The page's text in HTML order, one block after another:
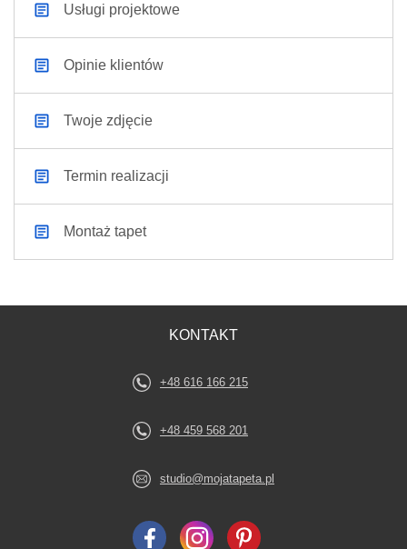
Usługi projektowe
Opinie klientów
Twoje zdjęcie
Termin realizacji
Montaż tapet
KONTAKT
+48 616 166 215
+48 459 568 201
studio@mojatapeta.pl